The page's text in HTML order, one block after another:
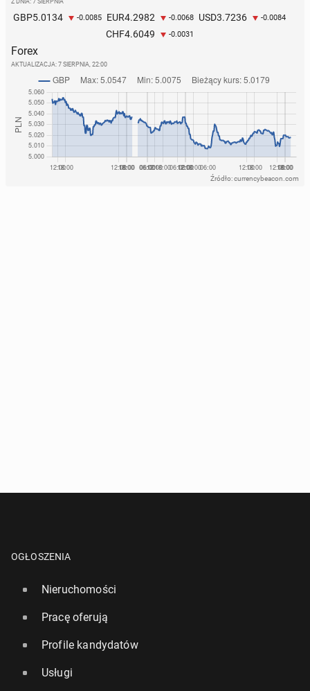
GBP5.0134 -0.0085 EUR4.2982 -0.0068 USD3.7236 -0.0084
CHF4.6049 -0.0031
Forex
AKTUALIZACJA: 7 SIERPNIA, 22:00
Źródło: currencybeacon.com
OGŁOSZENIA
Nieruchomości
Pracę oferują
Profile kandydatów
Usługi